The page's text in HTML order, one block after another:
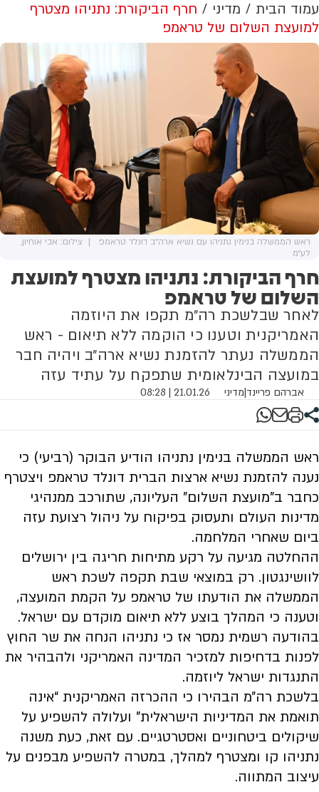
עמוד הבית מדיני
חרף הביקורת: נתניהו מצטרף
למועצת השלום של טראמפ
חרף הביקורת: נתניהו מצטרף למועצת
השלום של טראמפ
לאחר שבלשכת רה״מ תקפו את היוזמה
האמריקנית וטענו כי הוקמה ללא תיאום - ראש
הממשלה נעתר להזמנת נשיא ארה״ב ויהיה חבר
במועצה הבינלאומית שתפקח על עתיד עזה
אברהם פריינד|מדיני 21.01.26 | 08:28
ראש הממשלה בנימין נתניהו עם נשיא ארה״ב דונלד טראמפ
צילום: אבי אוחיון,
לע״מ
ראש הממשלה בנימין נתניהו הודיע הבוקר (רביעי) כי
נענה להזמנת נשיא ארצות הברית דונלד טראמפ ויצטרף
כחבר ב”מועצת השלום” העליונה, שתורכב ממנהיגי
מדינות העולם ותעסוק בפיקוח על ניהול רצועת עזה
ביום שאחרי המלחמה.
ההחלטה מגיעה על רקע מתיחות חריגה בין ירושלים
לוושינגטון. רק במוצאי שבת תקפה לשכת ראש
הממשלה את הודעתו של טראמפ על הקמת המועצה,
וטענה כי המהלך בוצע ללא תיאום מוקדם עם ישראל.
בהודעה רשמית נמסר אז כי נתניהו הנחה את שר החוץ
לפנות בדחיפות למזכיר המדינה האמריקני ולהבהיר את
התנגדות ישראל ליוזמה.
בלשכת רה״מ הבהירו כי ההכרזה האמריקנית “אינה
תואמת את המדיניות הישראלית” ועלולה להשפיע על
שיקולים ביטחוניים ואסטרטגיים. עם זאת, כעת משנה
נתניהו קו ומצטרף למהלך, במטרה להשפיע מבפנים על
עיצוב המתווה.